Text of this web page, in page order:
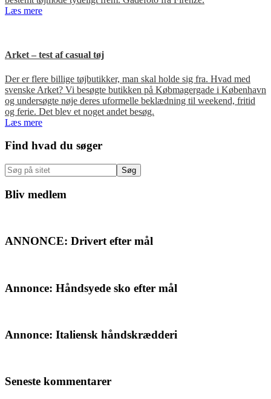
Læs mere
Arket – test af casual tøj
Der er flere billige tøjbutikker, man skal holde sig fra. Hvad med
svenske Arket? Vi besøgte butikken på Købmagergade i København
og undersøgte nøje deres uformelle beklædning til weekend, fritid
og ferie. Det blev et noget andet besøg.
Læs mere
Primær
Sidebar
Find hvad du søger
Søg
på
sitet
Bliv medlem
ANNONCE: Drivert efter mål
Annonce: Håndsyede sko efter mål
Annonce: Italiensk håndskrædderi
Seneste kommentarer